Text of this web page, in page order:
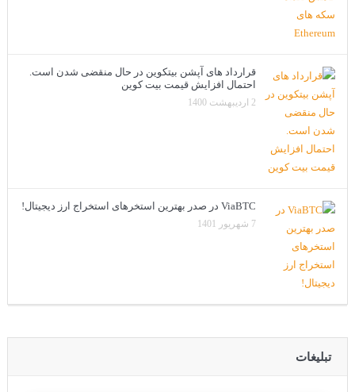
قرارداد های آپشن بیتکوین در حال منقضی شدن است.
احتمال افزایش قیمت بیت کوین
2 اردیبهشت 1400
ViaBTC در صدر بهترین استخرهای استخراج ارز دیجیتال!
7 شهریور 1401
تبلیغات